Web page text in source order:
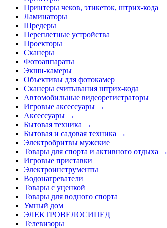
Принтеры чеков, этикеток, штрих-кода
Ламинаторы
Шредеры
Переплетные устройства
Проекторы
Сканеры
Фотоаппараты
Экшн-камеры
Объективы для фотокамер
Сканеры считывания штрих-кода
Автомобильные видеорегистраторы
Игровые аксессуары →
Аксессуары →
Бытовая техника →
Бытовая и садовая техника →
Электробритвы мужские
Товары для спорта и активного отдыха →
Игровые приставки
Электроинструменты
Водонагреватели
Товары с уценкой
Товары для водного спорта
Умный дом
ЭЛЕКТРОВЕЛОСИПЕД
Телевизоры